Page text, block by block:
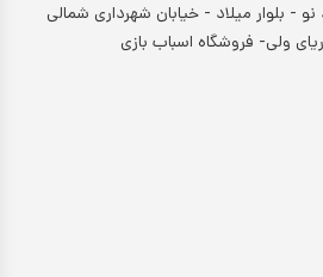
نو - بلوار میلاد - خیابان شهرداری شمالی
ولی- فروشگاه اسباب بازی